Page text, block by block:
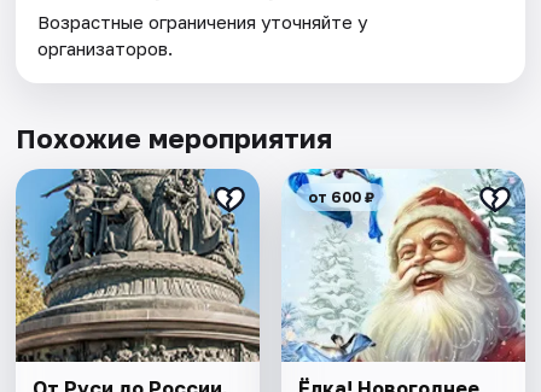
Возрастные ограничения уточняйте у
организаторов.
Похожие мероприятия
от 600 ₽